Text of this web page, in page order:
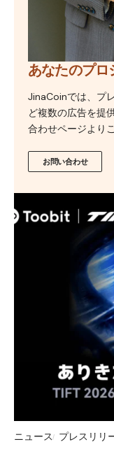
あなたのプロ
JinaCoinでは、プ
ど複数の広告を提
合わせページより
お問い合わせ
ニュース プレスリリ